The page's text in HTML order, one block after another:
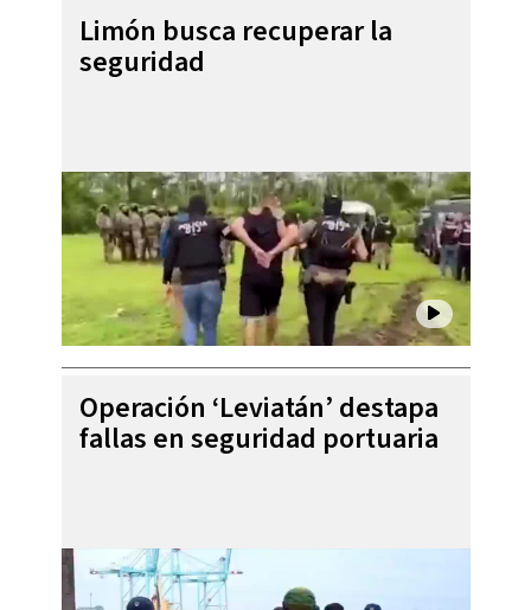
Limón busca recuperar la
seguridad
Operación ‘Leviatán’ destapa
fallas en seguridad portuaria